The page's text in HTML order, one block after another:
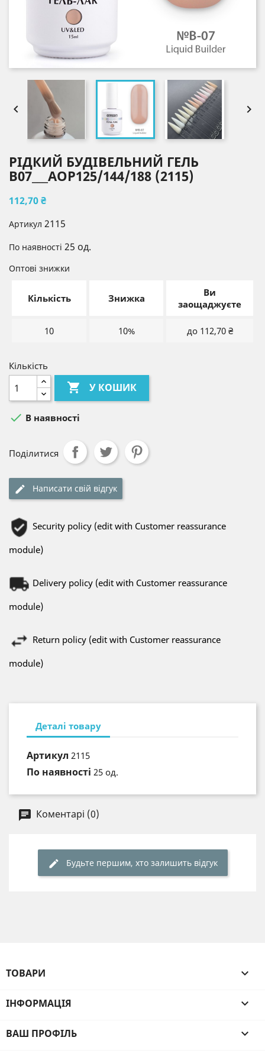
 
РІДКИЙ БУДІВЕЛЬНИЙ ГЕЛЬ
В07___AOP125/144/188 (2115)
112,70 ₴
Артикул 2115
По наявності 25 од.
Оптові знижки
Кількість Знижка
Ви
заощаджуєте
10 10% до 112,70 ₴
Кількість
 У КОШИК
 В наявності
Поділитися
Написати свій відгук
Security policy (edit with Customer reassurance
module)
Delivery policy (edit with Customer reassurance
module)
Return policy (edit with Customer reassurance
module)
Деталі товару
Артикул 2115
По наявності 25 од.
Коментарі (0)
Будьте першим, хто залишить відгук
ТОВАРИ 
ІНФОРМАЦІЯ 
ВАШ ПРОФІЛЬ 